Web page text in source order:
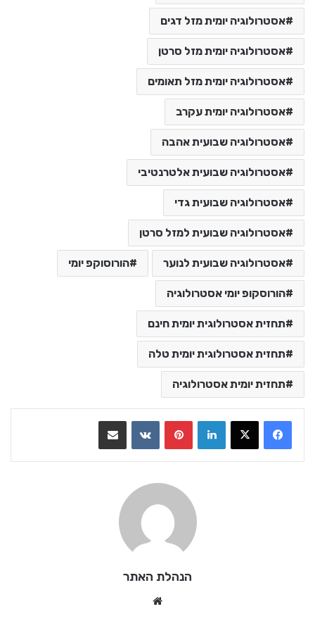
אסטרולוגיה יומית מזל דגים
אסטרולוגיה יומית מזל סרטן
אסטרולוגיה יומית מזל תאומים
אסטרולוגיה יומית עקרב
אסטרולוגיה שבועית אהבה
אסטרולוגיה שבועית אלטרנטיבי
אסטרולוגיה שבועית גדי
אסטרולוגיה שבועית למזל סרטן
אסטרולוגיה שבועית לנוער הורוסוקפ יומי
הורוסקופ יומי אסטרולוגיה
תחזית אסטרולוגית יומית חינם
תחזית אסטרולוגית יומית טלה
תחזית יומית אסטרולוגיה
LinkedIn
VKontakte
הנהלת האתר